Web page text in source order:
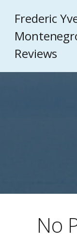
Frederic
Reviews
No